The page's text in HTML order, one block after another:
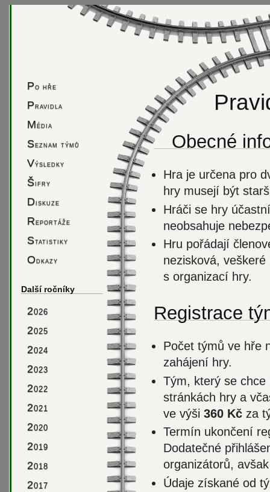
Po hře
Pravidla
Média
Seznam týmů
Výsledky
Šifry
Diskuze
Reportáže
Statistiky
Odkazy
Další ročníky
2026
2025
2024
2023
2022
2021
2020
2019
2018
2017
Obecné
Hra je určena pro
hry musejí být
Hráči se hry
neobsahuje
Hru pořádají
nezisková,
s organizací hry.
Registrace
Počet týmů ve hře
zahájení hry.
Tým, který se chce
stránkách hry a
ve výši 360 Kčza
Termín ukončení
Dodatečné
organizátorů,
Údaje získané od